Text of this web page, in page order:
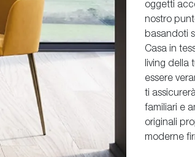
oggetti
nostro
basandoti
Casa in
living
essere
ti
familiari e
originali
moderne